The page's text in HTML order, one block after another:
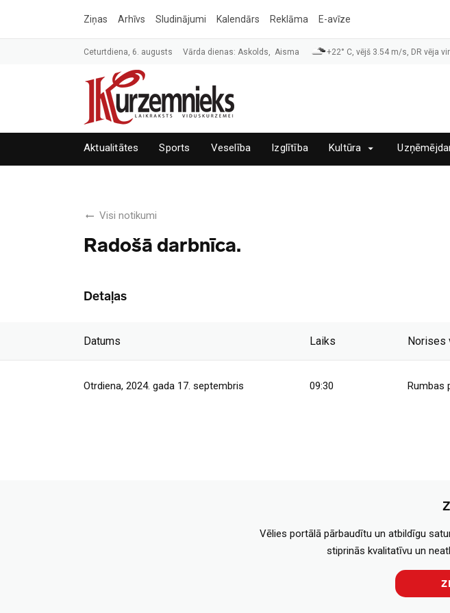
Ziņas Arhīvs Sludinājumi Kalendārs Reklāma E-avīze
Ceturtdiena, 6. augusts Vārda dienas: Askolds, Aisma +22° C, vējš 3.54 m/s, DR vēja
Aktualitātes Sports Veselība Izglītība Kultūra
Visi notikumi
Radošā darbnīca.
Detaļas
Datums Laiks Norises
Otrdiena, 2024. gada 17. septembris 09:30 Rumbas
Vēlies portālā pārbaudītu un atbildīgu
stiprinās kvalitatīvu un